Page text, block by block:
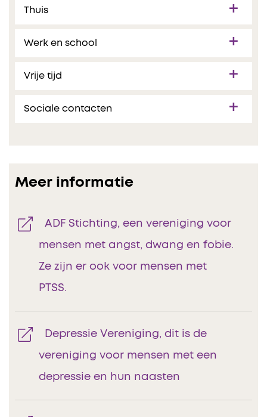
Thuis
Werk en school
Vrije tijd
Sociale contacten
Meer informatie
ADF Stichting, een vereniging voor
mensen met angst, dwang en fobie.
Ze zijn er ook voor mensen met
PTSS.
Depressie Vereniging, dit is de
vereniging voor mensen met een
depressie en hun naasten